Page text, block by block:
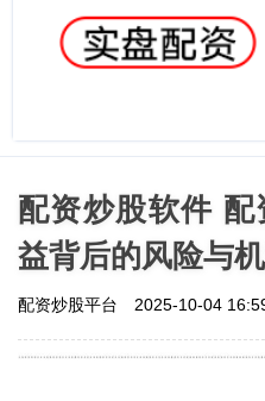
配资炒股软件
益背后的风险与
配资炒股平台 2025-10-04